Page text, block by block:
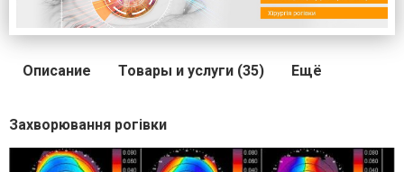
Описание Товары и услуги (35) Ещё
Захворювання рогівки